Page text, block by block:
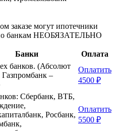
заказе могут ипотечники
по банкам НЕОБЯЗАТЕЛЬНО
Банки Оплата
банков. (Абсолют
Газпромбанк –
Оплатить
4500 ₽
Сбербанк, ВТБ,
Росбанк,
Оплатить
5500 ₽